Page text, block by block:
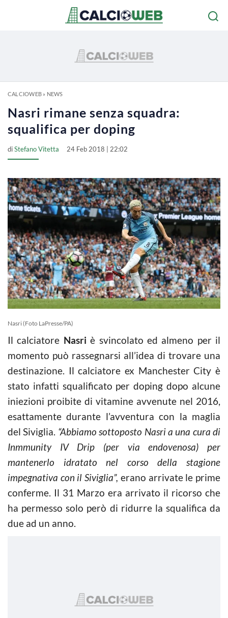
CALCIOWEB» NEWS
Nasri rimane senza squadra:
squalifica per doping
diStefano Vitetta 24 Feb 2018 | 22:02
Nasri (Foto LaPresse/PA)
Il calciatore Nasri è svincolato ed almeno per il
momento può rassegnarsi all’idea di trovare una
destinazione. Il calciatore ex Manchester City è
stato infatti squalificato per doping dopo alcune
iniezioni proibite di vitamine avvenute nel 2016,
esattamente durante l’avventura con la maglia
del Siviglia. “Abbiamo sottoposto Nasri a una cura di
Inmmunity IV Drip (per via endovenosa) per
mantenerlo idratato nel corso della stagione
impegnativa con il Siviglia”, erano arrivate le prime
conferme. Il 31 Marzo era arrivato il ricorso che
ha permesso solo però di ridurre la squalifica da
due ad un anno.